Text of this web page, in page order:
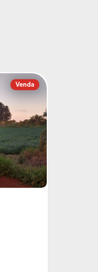
Venda